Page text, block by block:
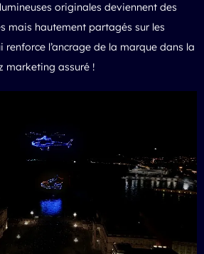
originales deviennent des
mais hautement partagés sur les
renforce l’ancrage de la marque dans la
marketing assuré !